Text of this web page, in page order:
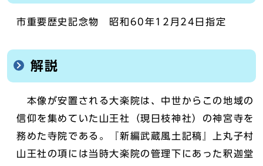
市重要歴史記念物 昭和60年12月24日指定
解説
本像が安置される大楽院は、中世からこの地域の
信仰を集めていた山王社（現日枝神社）の神宮寺を
務めた寺院である。『新編武蔵風土記稿』上丸子村
山王社の項には当時大楽院の管理下にあった釈迦堂